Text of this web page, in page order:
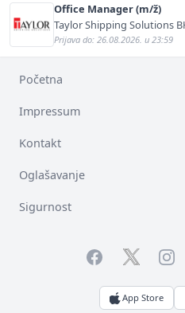
Office Manager (m/ž)
Taylor Shipping Solutions
Prijava do: 26.08.2026. u 23:59
Početna
Impressum
Kontakt
Oglašavanje
Sigurnost
FacebookTwitter
App Store